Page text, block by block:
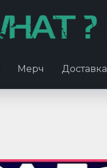
Мерч Доставка